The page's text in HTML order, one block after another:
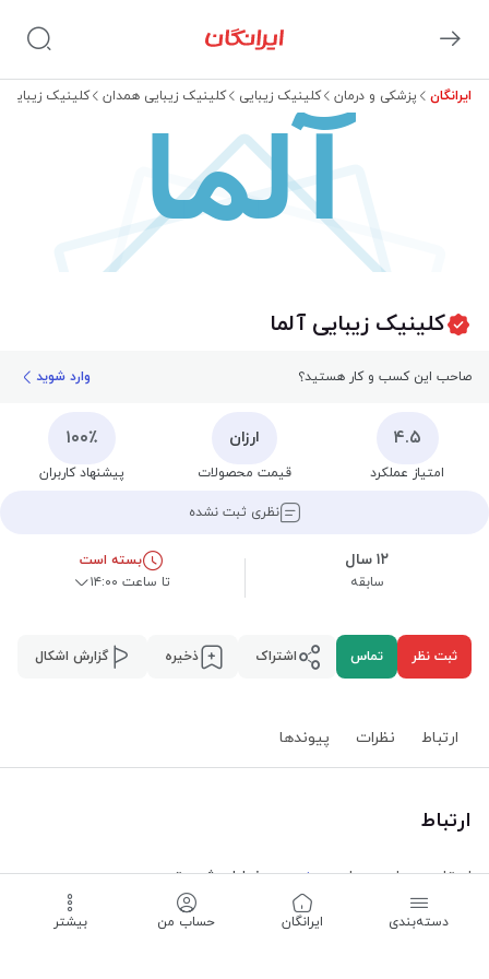
ایرانگان پزشکی و درمان کلینیک زیبایی کلینیک زیبایی همدان کلینیک زیبایی
آلما
کلینیک زیبایی آلما
صاحب این کسب و کار هستید؟ وارد شوید
۴.۵
امتیاز عملکرد
ارزان
قیمت محصولات
۱۰۰٪
پیشنهاد کاربران
نظری ثبت نشده
۱۲ سال
سابقه
بسته است
تا ساعت ۱۴:۰۰
ثبت نظر تماس اشتراک ذخیره گزارش اشکال
ارتباط نظرات پیوند‌ها
ارتباط
استان همدان،همدان، بیشتر خیابان شریعتی
دسته‌بندی ‌ایرانگان حساب من بیشتر